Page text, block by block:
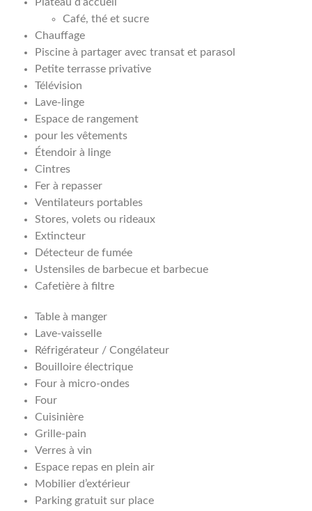
Plateau d’accueil
Café, thé et sucre
Chauffage
Piscine à partager avec transat et parasol
Petite terrasse privative
Télévision
Lave-linge
Espace de rangement
pour les vêtements
Étendoir à linge
Cintres
Fer à repasser
Ventilateurs portables
Stores, volets ou rideaux
Extincteur
Détecteur de fumée
Ustensiles de barbecue et barbecue
Cafetière à filtre
Table à manger
Lave-vaisselle
Réfrigérateur / Congélateur
Bouilloire électrique
Four à micro-ondes
Four
Cuisinière
Grille-pain
Verres à vin
Espace repas en plein air
Mobilier d’extérieur
Parking gratuit sur place